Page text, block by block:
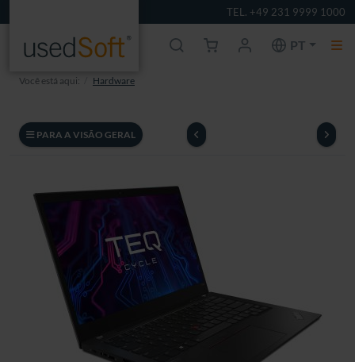
TEL. +49 231 9999 1000
PT
Você está aqui: Hardware
PARA A VISÃO GERAL